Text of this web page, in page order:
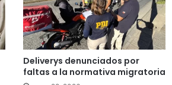
n
í
a
s
m
Deliverys denunciados por
faltas a la normativa migratoria